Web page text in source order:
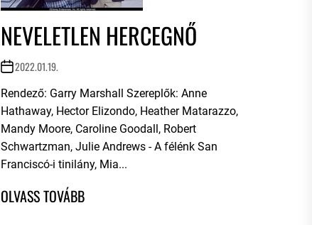
NEVELETLEN HERCEGNŐ
2022.01.19.
Rendező: Garry Marshall Szereplők: Anne
Hathaway, Hector Elizondo, Heather Matarazzo,
Mandy Moore, Caroline Goodall, Robert
Schwartzman, Julie Andrews - A félénk San
Franciscó-i tinilány, Mia...